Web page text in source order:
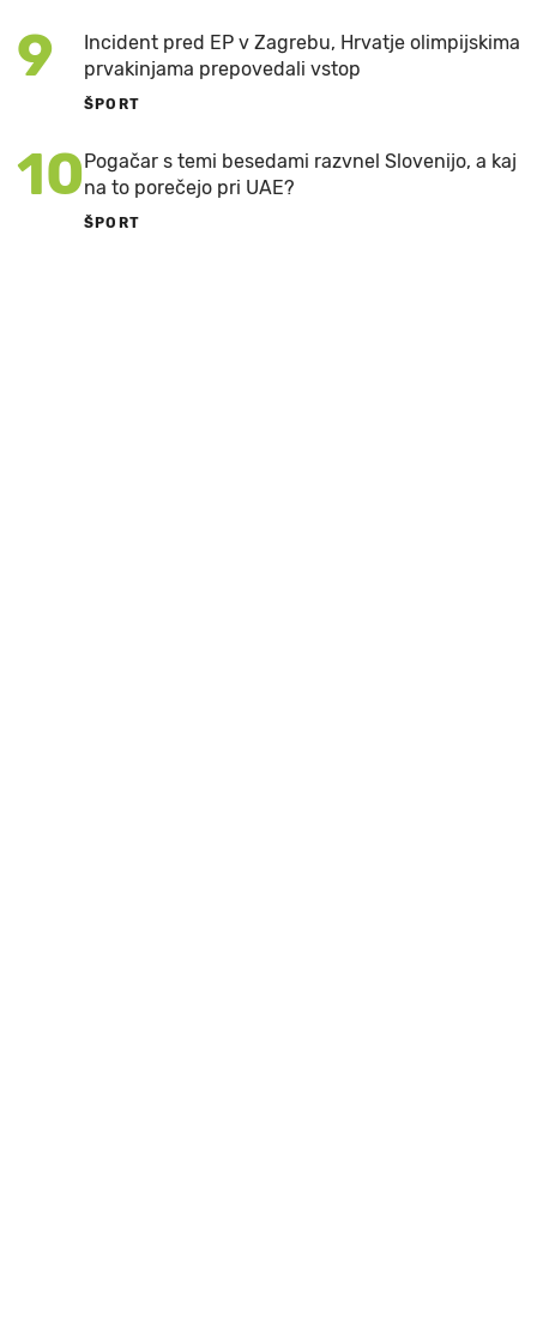
9
Incident pred EP v Zagrebu, Hrvatje olimpijskima
prvakinjama prepovedali vstop
ŠPORT
10 Pogačar s temi besedami razvnel Slovenijo, a kaj
na to porečejo pri UAE?
ŠPORT